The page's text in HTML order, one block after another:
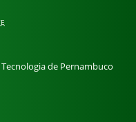
de Pernambuco